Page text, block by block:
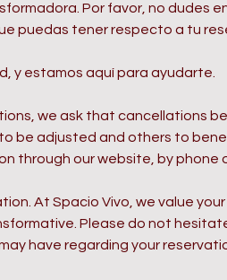
Por favor, no dudes
puedas tener respecto a tu
y estamos aquí para ayudarte.
we ask that cancellations
be adjusted and others to
through our website, by phone
At Spacio Vivo, we value
Please do not
have regarding your